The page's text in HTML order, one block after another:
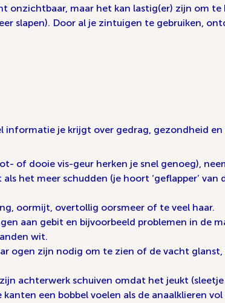
maar het kan lastig(er) zijn om
slapen). Door al je zintuigen te gebruiken,
je krijgt over gedrag, gezondheid
of dooie vis-geur herken je snel genoeg),
het meer schudden (je hoort ‘geflapper’ van
oormijt, overtollig oorsmeer of te veel haar.
aan gebit en bijvoorbeeld problemen in de
wit.
ogen zijn nodig om te zien of de vacht
achterwerk schuiven omdat het jeukt
een bobbel voelen als de anaalklieren